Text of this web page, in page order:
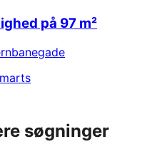
på 97 m²
søgninger